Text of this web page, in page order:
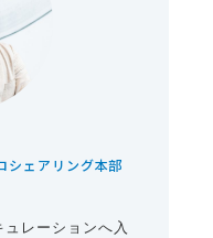
シェアリング本部
レーションへ入